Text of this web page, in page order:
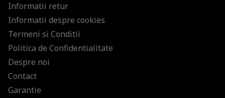
Informatii retur
Informatii despre cookies
Termeni si Conditii
Politica de Confidentialitate
Despre noi
Contact
Garantie